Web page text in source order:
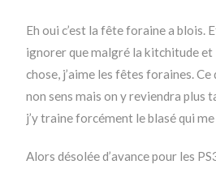
Eh oui c’est la fête foraine a blois.
ignorer que malgré la kitchitude et
chose, j’aime les fêtes foraines. Ce
non sens mais on y reviendra plus
j’y traine forcément le blasé qui
Alors désolée d’avance pour les